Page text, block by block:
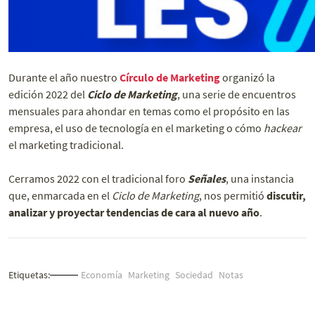
Durante el año nuestro Círculo de Marketingorganizó la
edición 2022 del Ciclo de Marketing, una serie de encuentros
mensuales para ahondar en temas como el propósito en las
empresa, el uso de tecnología en el marketing o cómo hackear
el marketing tradicional.
Cerramos 2022 con el tradicional foro Señales, una instancia
que, enmarcada en el Ciclo de Marketing, nos permitió discutir,
analizar y proyectar tendencias de cara al nuevo año.
Etiquetas: Economía Marketing Sociedad Notas